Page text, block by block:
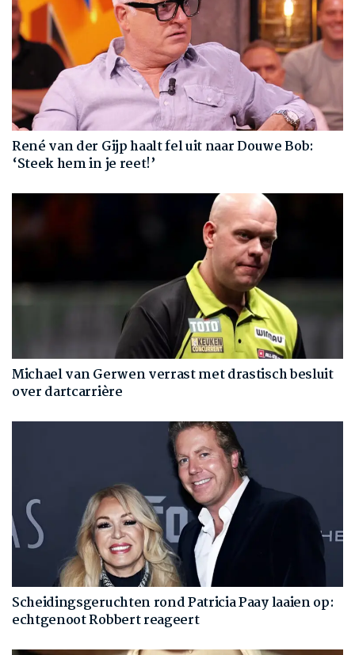
René van der Gijp haalt fel uit naar Douwe Bob:
‘Steek hem in je reet!’
Michael van Gerwen verrast met drastisch besluit
over dartcarrière
Scheidingsgeruchten rond Patricia Paay laaien op:
echtgenoot Robbert reageert